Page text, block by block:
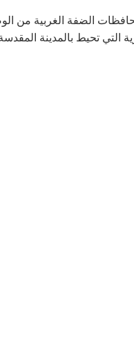
الضفة الغربية من
التي تحيط بالمدينة